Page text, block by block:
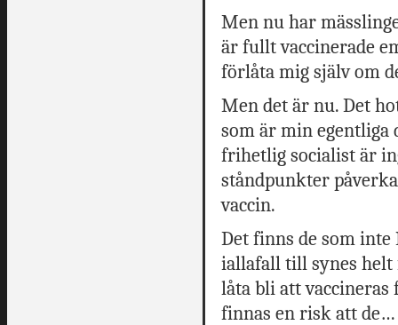
Men nu har
är fullt vaccinerade
förlåta mig själv om
Men det är nu. Det
som är min
frihetlig socialist är
ståndpunkter
vaccin.
Det finns de som inte
iallafall till synes
låta bli att
finnas en risk att de…